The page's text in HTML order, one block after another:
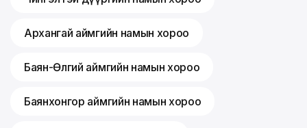
Архангай аймгийн намын хороо
Баян-Өлгий аймгийн намын хороо
Баянхонгор аймгийн намын хороо